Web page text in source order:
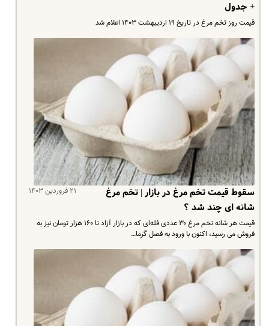
+ جدول
قیمت روز تخم مرغ در تاریخ ۱۹ اردیبهشت ۱۴۰۳ اعلام شد
۲۱ فروردین ۱۴۰۳
سقوط قیمت تخم مرغ در بازار | تخم مرغ
شانه ای چند شد ؟
قیمت هر شانه تخم مرغ ۳۰ عددی فله‌ای که در بازار آزاد تا ۱۶۰ هزار تومان نیز به
فروش می رسید، اکنون با ورود به فصل گرما…